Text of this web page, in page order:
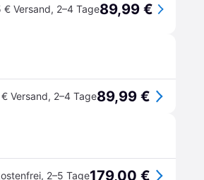
€ Versand, 2–4 Tage89,99 €
Versand, 2–4 Tage89,99 €
, 2–5 Tage179,00 €